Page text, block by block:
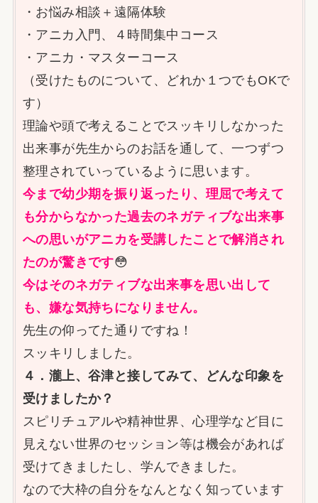
・お悩み相談＋遠隔体験
・アニカ入門、４時間集中コース
・アニカ・マスターコース
（受けたものについて、どれか１つでもOKで
す）
理論や頭で考えることでスッキリしなかった
出来事が先生からのお話を通して、一つずつ
整理されていっているように思います。
今まで幼少期を振り返ったり、理屈で考えて
も分からなかった過去のネガティブな出来事
への思いがアニカを受講したことで解消され
たのが驚きです😳
今はそのネガティブな出来事を思い出して
も、嫌な気持ちになりません。
先生の仰ってた通りですね！
スッキリしました。
４．瀧上、谷津と接してみて、どんな印象を
受けましたか？
スピリチュアルや精神世界、心理学など目に
見えない世界のセッション等は機会があれば
受けてきましたし、学んできました。
なので大枠の自分をなんとなく知っています